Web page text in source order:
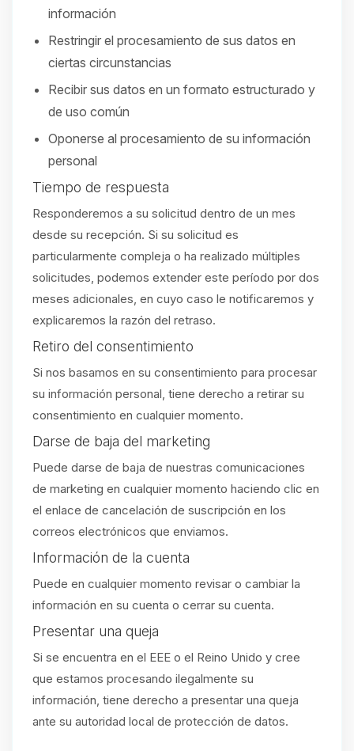
información
Restringir el procesamiento de sus datos en
ciertas circunstancias
Recibir sus datos en un formato estructurado y
de uso común
Oponerse al procesamiento de su información
personal
Tiempo de respuesta
Responderemos a su solicitud dentro de un mes
desde su recepción. Si su solicitud es
particularmente compleja o ha realizado múltiples
solicitudes, podemos extender este período por dos
meses adicionales, en cuyo caso le notificaremos y
explicaremos la razón del retraso.
Retiro del consentimiento
Si nos basamos en su consentimiento para procesar
su información personal, tiene derecho a retirar su
consentimiento en cualquier momento.
Darse de baja del marketing
Puede darse de baja de nuestras comunicaciones
de marketing en cualquier momento haciendo clic en
el enlace de cancelación de suscripción en los
correos electrónicos que enviamos.
Información de la cuenta
Puede en cualquier momento revisar o cambiar la
información en su cuenta o cerrar su cuenta.
Presentar una queja
Si se encuentra en el EEE o el Reino Unido y cree
que estamos procesando ilegalmente su
información, tiene derecho a presentar una queja
ante su autoridad local de protección de datos.